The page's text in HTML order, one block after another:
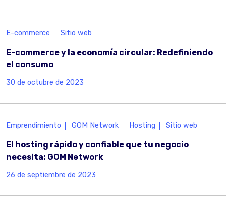
E-commerce Sitio web
E-commerce y la economía circular: Redefiniendo
el consumo
30 de octubre de 2023
Emprendimiento GOM Network Hosting Sitio web
El hosting rápido y confiable que tu negocio
necesita: GOM Network
26 de septiembre de 2023